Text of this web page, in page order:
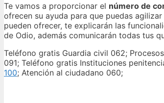
Te vamos a proporcionar el número de
ofrecen su ayuda para que puedas
pueden ofrecer, te explicarán las
de Odio, además comunicarán todas tus
Teléfono gratis Guardia civil 062;
091; Teléfono gratis Instituciones
100; Atención al ciudadano 060;